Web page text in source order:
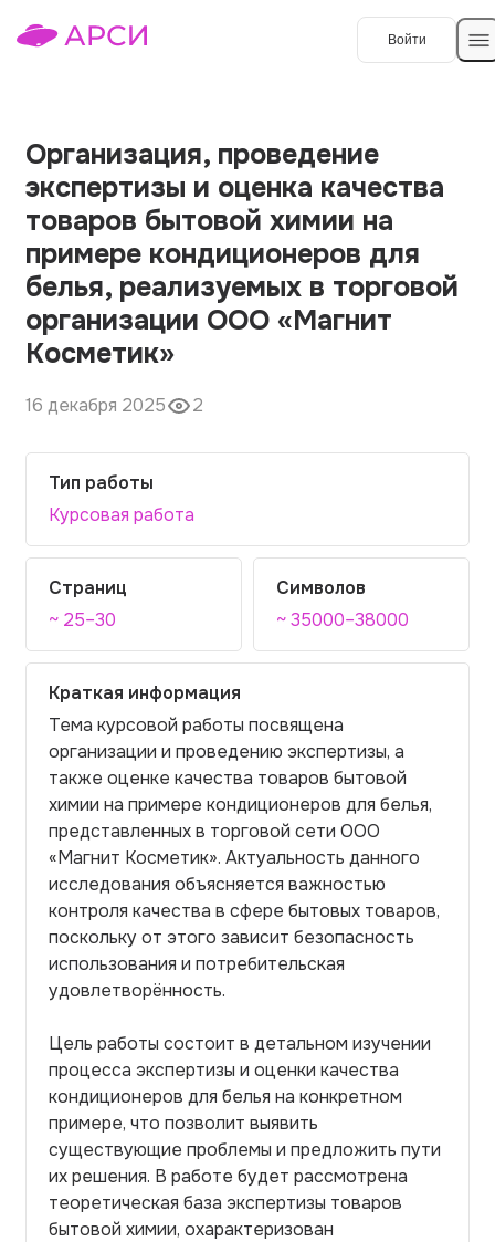
Войти
Темы работ
О сервисе
О компании
Наши гарантии
Отзывы
Контакты
Организация, проведение
экспертизы и оценка качества
товаров бытовой химии на
примере кондиционеров для
белья, реализуемых в торговой
организации ООО «Магнит
Косметик»
16 декабря 2025 2
Тип работы
Курсовая работа
Страниц
~ 25–30
Символов
~ 35000–38000
Краткая информация
Тема курсовой работы посвящена
организации и проведению экспертизы, а
также оценке качества товаров бытовой
химии на примере кондиционеров для белья,
представленных в торговой сети ООО
«Магнит Косметик». Актуальность данного
исследования объясняется важностью
контроля качества в сфере бытовых товаров,
поскольку от этого зависит безопасность
использования и потребительская
удовлетворённость.
Цель работы состоит в детальном изучении
процесса экспертизы и оценки качества
кондиционеров для белья на конкретном
примере, что позволит выявить
существующие проблемы и предложить пути
их решения. В работе будет рассмотрена
теоретическая база экспертизы товаров
бытовой химии, охарактеризован